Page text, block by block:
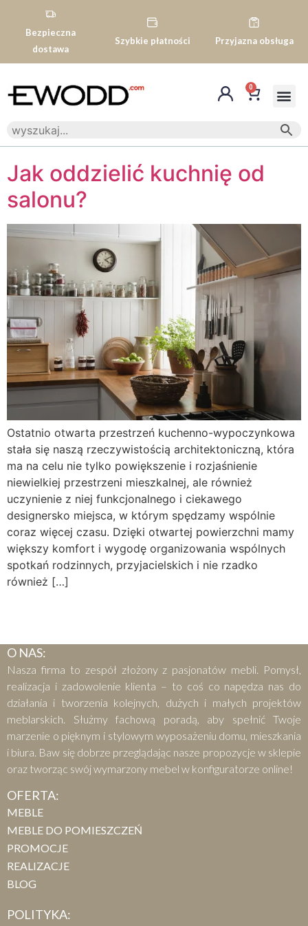
Bezpieczna
dostawa
Szybkie płatności Przyjazna obsługa
0
Jak oddzielić kuchnię od
salonu?
Ostatnio otwarta przestrzeń kuchenno-wypoczynkowa
stała się naszą rzeczywistością architektoniczną, która
ma na celu nie tylko powiększenie i rozjaśnienie
niewielkiej przestrzeni mieszkalnej, ale również
uczynienie z niej funkcjonalnego i ciekawego
designersko miejsca, w którym spędzamy wspólnie
coraz więcej czasu. Dzięki otwartej powierzchni mamy
większy komfort i wygodę organizowania wspólnych
spotkań rodzinnych, przyjacielskich i nie rzadko
również […]
O NAS:
Nasza firma to zespół złożony z pasjonatów mebli. Pomysł,
realizacja i zadowolenie klienta – to coś co napędza nas do
działania i tworzenia kolejnych, dużych i małych projektów
meblarskich. Służmy fachową poradą, aby spełnić Twoje
marzenie o pięknym i stylowym wyposażeniu domu, mieszkania
i biura. Baw się dobrze przeglądając nasze propozycje w sklepie
oraz tworząc swój wymarzony mebel w konfiguratorze online!
OFERTA:
MEBLE
MEBLE DO POMIESZCZEŃ
PROMOCJE
REALIZACJE
BLOG
POLITYKA: